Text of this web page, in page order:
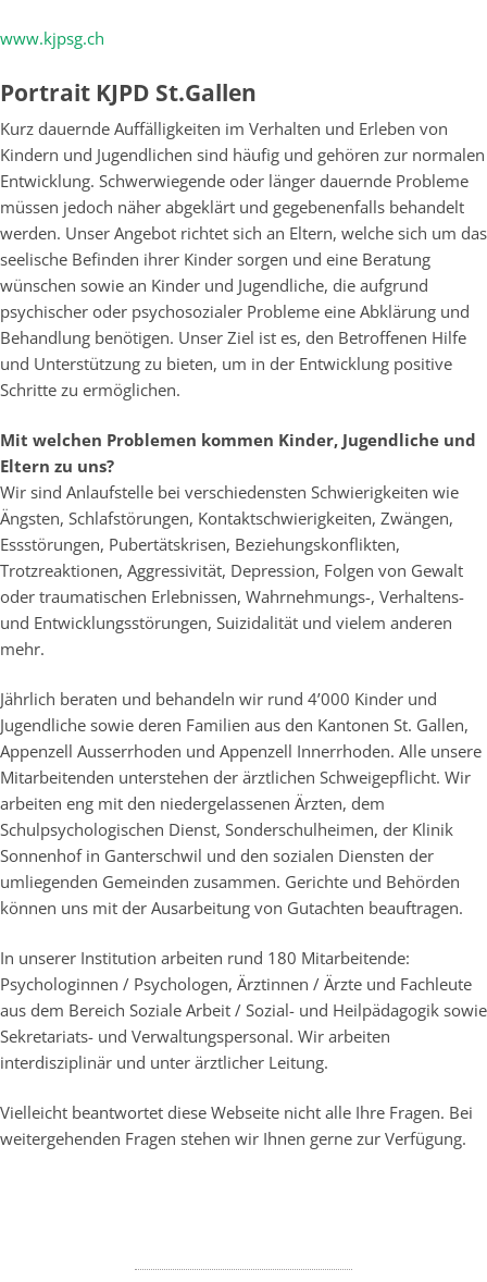
www.kjpsg.ch
Portrait KJPD St.Gallen
Kurz dauernde Auffälligkeiten im Verhalten und Erleben von
Kindern und Jugendlichen sind häufig und gehören zur normalen
Entwicklung. Schwerwiegende oder länger dauernde Probleme
müssen jedoch näher abgeklärt und gegebenenfalls behandelt
werden. Unser Angebot richtet sich an Eltern, welche sich um das
seelische Befinden ihrer Kinder sorgen und eine Beratung
wünschen sowie an Kinder und Jugendliche, die aufgrund
psychischer oder psychosozialer Probleme eine Abklärung und
Behandlung benötigen. Unser Ziel ist es, den Betroffenen Hilfe
und Unterstützung zu bieten, um in der Entwicklung positive
Schritte zu ermöglichen.
Mit welchen Problemen kommen Kinder, Jugendliche und
Eltern zu uns?
Wir sind Anlaufstelle bei verschiedensten Schwierigkeiten wie
Ängsten, Schlafstörungen, Kontaktschwierigkeiten, Zwängen,
Essstörungen, Pubertätskrisen, Beziehungskonflikten,
Trotzreaktionen, Aggressivität, Depression, Folgen von Gewalt
oder traumatischen Erlebnissen, Wahrnehmungs-, Verhaltens-
und Entwicklungsstörungen, Suizidalität und vielem anderen
mehr.
Jährlich beraten und behandeln wir rund 4’000 Kinder und
Jugendliche sowie deren Familien aus den Kantonen St. Gallen,
Appenzell Ausserrhoden und Appenzell Innerrhoden. Alle unsere
Mitarbeitenden unterstehen der ärztlichen Schweigepflicht. Wir
arbeiten eng mit den niedergelassenen Ärzten, dem
Schulpsychologischen Dienst, Sonderschulheimen, der Klinik
Sonnenhof in Ganterschwil und den sozialen Diensten der
umliegenden Gemeinden zusammen. Gerichte und Behörden
können uns mit der Ausarbeitung von Gutachten beauftragen.
In unserer Institution arbeiten rund 180 Mitarbeitende:
Psychologinnen / Psychologen, Ärztinnen / Ärzte und Fachleute
aus dem Bereich Soziale Arbeit / Sozial- und Heilpädagogik sowie
Sekretariats- und Verwaltungspersonal. Wir arbeiten
interdisziplinär und unter ärztlicher Leitung.
Vielleicht beantwortet diese Webseite nicht alle Ihre Fragen. Bei
weitergehenden Fragen stehen wir Ihnen gerne zur Verfügung.